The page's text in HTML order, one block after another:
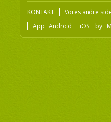
KONTAKT Vores andre
App: Android iOS by